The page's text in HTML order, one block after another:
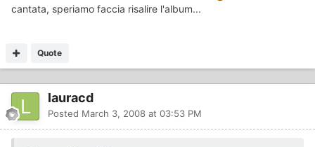
cantata, speriamo faccia risalire l'album...
Quote
lauracd
Posted March 3, 2008 at 03:53 PM